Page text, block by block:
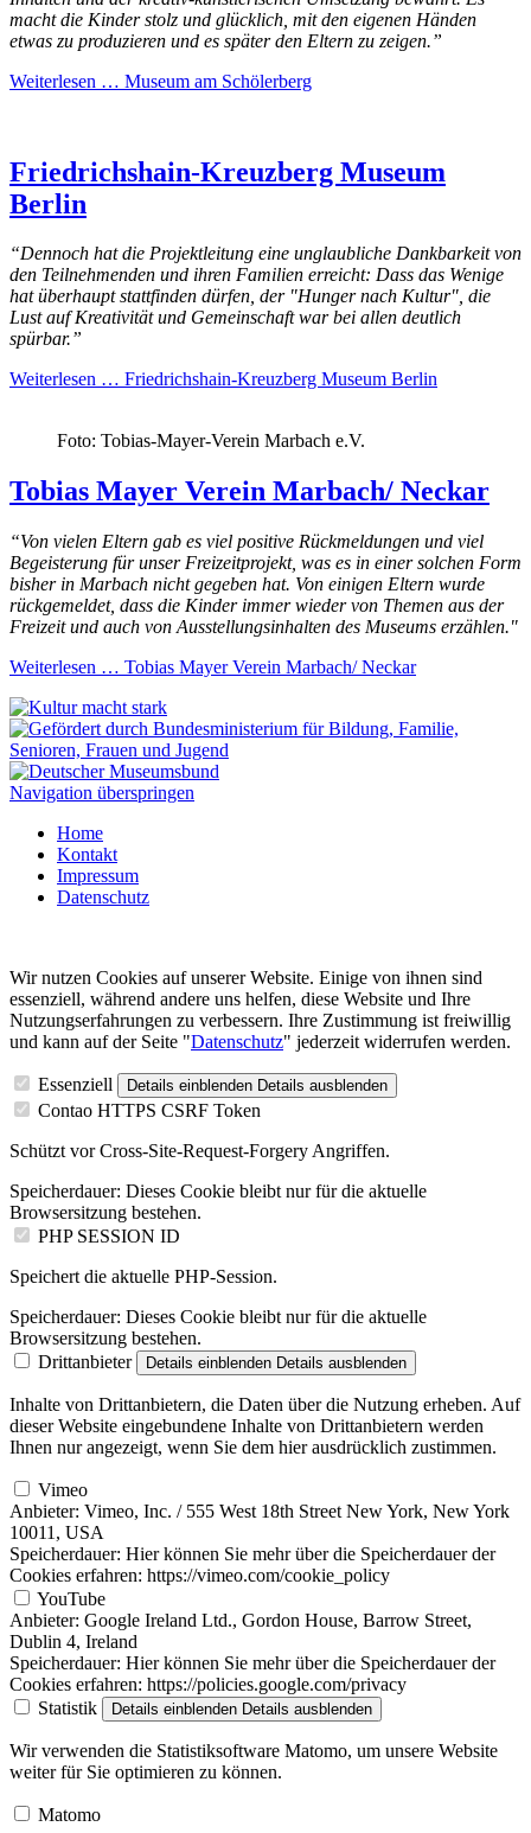
macht die Kinder stolz und glücklich, mit den eigenen Händen
etwas zu produzieren und es später den Eltern zu zeigen.”
Weiterlesen … Museum am Schölerberg
Friedrichshain-Kreuzberg Museum
Berlin
“Dennoch hat die Projektleitung eine unglaubliche Dankbarkeit von
den Teilnehmenden und ihren Familien erreicht: Dass das Wenige
hatüberhauptstattfinden dürfen, der "Hunger nach Kultur", die
Lust auf Kreativität und Gemeinschaft war bei allen deutlich
spürbar.”
Weiterlesen … Friedrichshain-Kreuzberg Museum Berlin
Foto: Tobias-Mayer-Verein Marbach e.V.
Tobias Mayer Verein Marbach/ Neckar
“Von vielen Eltern gab es viel positive Rückmeldungen und viel
Begeisterung für unser Freizeitprojekt, was es in einer solchen Form
bisher in Marbach nicht gegeben hat. Von einigen Eltern wurde
rückgemeldet, dass die Kinder immer wieder von Themen aus der
Freizeit und auch von Ausstellungsinhalten des Museums erzählen."
Weiterlesen … Tobias Mayer Verein Marbach/ Neckar
Navigation überspringen
Home
Kontakt
Impressum
Datenschutz
Wir nutzen Cookies auf unserer Website. Einige von ihnen sind
essenziell, während andere uns helfen, diese Website und Ihre
Nutzungserfahrungen zu verbessern. Ihre Zustimmung ist freiwillig
und kann auf der Seite "Datenschutz" jederzeit widerrufen werden.
Essenziell Details einblenden Details ausblenden
Contao HTTPS CSRF Token
Schützt vor Cross-Site-Request-Forgery Angriffen.
Speicherdauer: Dieses Cookie bleibt nur für die aktuelle
Browsersitzung bestehen.
PHP SESSION ID
Speichert die aktuelle PHP-Session.
Speicherdauer: Dieses Cookie bleibt nur für die aktuelle
Browsersitzung bestehen.
Drittanbieter
Details einblenden Details ausblenden
Inhalte von Drittanbietern, die Daten über die Nutzung erheben. Auf
dieser Website eingebundene Inhalte von Drittanbietern werden
Ihnen nur angezeigt, wenn Sie dem hier ausdrücklich zustimmen.
Vimeo
Anbieter: Vimeo, Inc. / 555 West 18th Street New York, New York
10011, USA
Speicherdauer: Hier können Sie mehr über die Speicherdauer der
Cookies erfahren: https://vimeo.com/cookie_policy
YouTube
Anbieter: Google Ireland Ltd., Gordon House, Barrow Street,
Dublin 4, Ireland
Speicherdauer: Hier können Sie mehr über die Speicherdauer der
Cookies erfahren: https://policies.google.com/privacy
Statistik
Details einblenden Details ausblenden
Wir verwenden die Statistiksoftware Matomo, um unsere Website
weiter für Sie optimieren zu können.
Matomo